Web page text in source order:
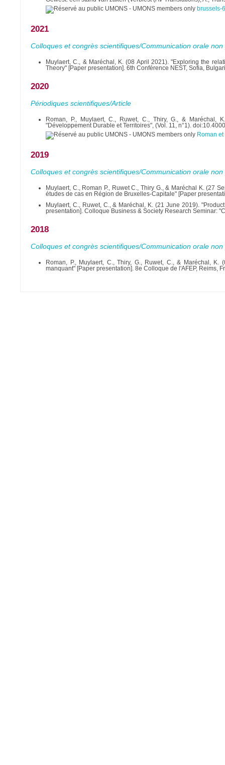
brussels-
2021
Colloques et congrès scientifiques/Communication orale
Muylaert, C., & Maréchal, K. (08 April 2021). "Exploring the
Theory" [Paper presentation]. 6th Conférence NEST, Sofia,
2020
Périodiques scientifiques/Article
Roman, P., Muylaert, C., Ruwet, C., Thiry, G., &
"Développement Durable et Territoires", (Vol. 11, n°1).
Roman
2019
Colloques et congrès scientifiques/Communication orale
Muylaert, C., Roman P., Ruwet C., Thiry G., & Maréchal K. (27
études de cas en Région de Bruxelles-Capitale" [Paper
Muylaert, C., Ruwet, C., & Maréchal, K. (21 June 2019).
presentation]. Colloque Business & Society Research Seminar:
2018
Colloques et congrès scientifiques/Communication orale
Roman, P., Muylaert, C., Thiry, G., Ruwet, C., & Maréchal,
manquant" [Paper presentation]. 8e Colloque de l'AFEP, Reims,